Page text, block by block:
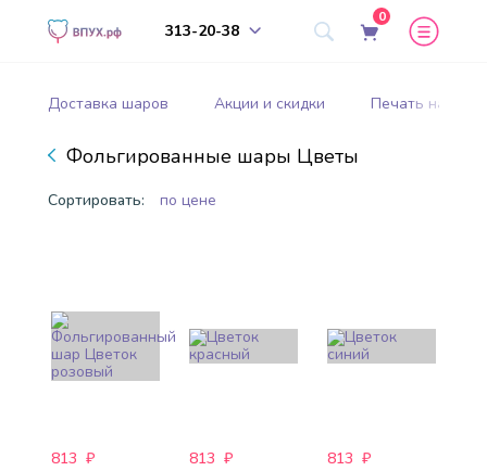
313-20-38
0
Доставка шаров Акции и скидки Печать на
Фольгированные шары Цветы
Сортировать: по цене
813 ₽
813 ₽
813 ₽